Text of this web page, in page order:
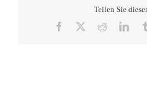
Teilen Sie
Facebook Reddit